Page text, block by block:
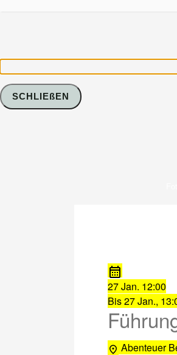
27 Jan. 12:00
Bis27 Jan.,
Abenteuer
SCHLIEßEN